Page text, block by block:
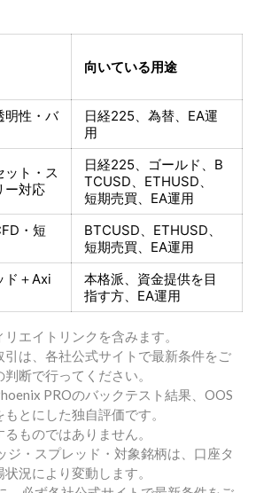
向いている用途
明性・バ
日経225、為替、EA運
用
ット・ス
ー対応
日経225、ゴールド、 B
TCUSD、ETHUSD、
短期売買、EA運用
・短
BTCUSD、ETHUSD、
短期売買、EA運用
ド＋Axi
本格派、資金提供を目
指す方、EA運用
エイトリンクを含みます。
は、各社公式サイトで最新条件をご
断で行ってください。
PROのバックテスト結果、OOS
とにした独自評価です。
ものではありません。
・スプレッド・対象銘柄は、口座タ
況により変動します。